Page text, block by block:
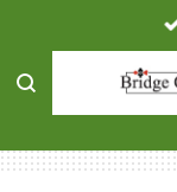
direct
naar
hoofdinhoud